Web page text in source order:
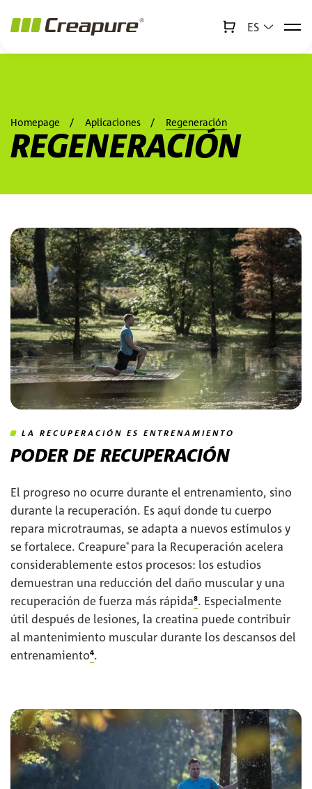
ES
Homepage Aplicaciones Regeneración
REGENERACIÓN
LA RECUPERACIÓN ES ENTRENAMIENTO
PODER DE RECUPERACIÓN
El progreso no ocurre durante el entrenamiento, sino
durante la recuperación. Es aquí donde tu cuerpo
repara microtraumas, se adapta a nuevos estímulos y
se fortalece. Creapure® para la Recuperación acelera
considerablemente estos procesos: los estudios
demuestran una reducción del daño muscular y una
recuperación de fuerza más rápida⁸. Especialmente
útil después de lesiones, la creatina puede contribuir
al mantenimiento muscular durante los descansos del
entrenamiento⁴.
Creabot ↻ x